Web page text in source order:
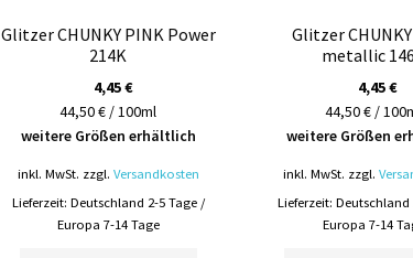
Glitzer CHUNKY PINK Power
214K
4,45€
44,50 € / 100ml
weitere Größen erhältlich
inkl. MwSt. zzgl. Versandkosten
Lieferzeit: Deutschland 2-5 Tage /
Europa 7-14 Tage
Glitzer
metallic
4,45€
44,50 € /
weitere Größen
inkl. MwSt. zzgl.
Lieferzeit: Deutschland
Europa 7-14